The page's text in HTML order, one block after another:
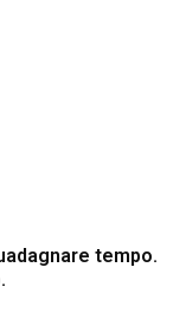
tempo.